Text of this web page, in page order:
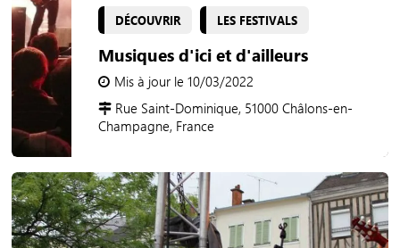
DÉCOUVRIR LES FESTIVALS
Musiques d'ici et d'ailleurs
Mis à jour le 10/03/2022
Rue Saint-Dominique, 51000 Châlons-en-
Champagne, France